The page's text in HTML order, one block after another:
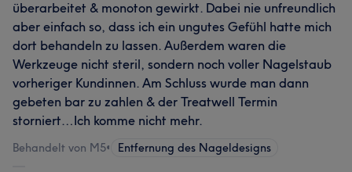
überarbeitet & monoton gewirkt. Dabei nie unfreundlich
aber einfach so, dass ich ein ungutes Gefühl hatte mich
dort behandeln zu lassen. Außerdem waren die
Werkzeuge nicht steril, sondern noch voller Nagelstaub
vorheriger Kundinnen. Am Schluss wurde man dann
gebeten bar zu zahlen & der Treatwell Termin
storniert…Ich komme nicht mehr.
Behandelt von M5• Entfernung des Nageldesigns